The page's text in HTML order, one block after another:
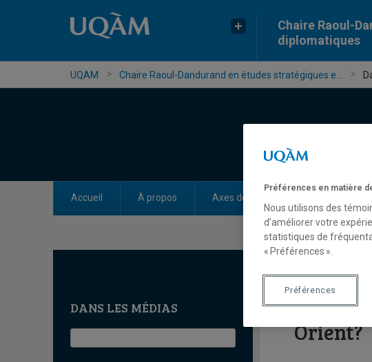
Chaire Raoul-
diplomatiques
UQAM Chaire Raoul-Dandurand en études stratégiques e...
Accueil À propos Axes de recherche
DANS LES MÉDIAS
Que
Orient?
Préférences en matière
Nous utilisons des
d’améliorer votre
statistiques de
« Préférences ».
Préférences